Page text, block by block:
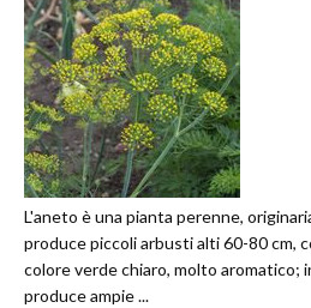
L'aneto è una pianta perenne,
produce piccoli arbusti alti 60-80 cm,
colore verde chiaro, molto aromatico;
produce ampie ...